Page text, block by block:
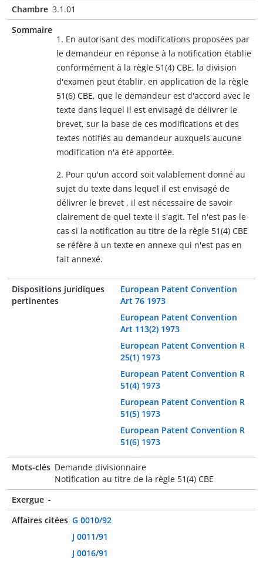
Chambre 3.1.01
Sommaire
1. En autorisant des modifications proposées par
le demandeur en réponse à la notification établie
conformément à la règle 51(4) CBE, la division
d'examen peut établir, en application de la règle
51(6) CBE, que le demandeur est d'accord avec le
texte dans lequel il est envisagé de délivrer le
brevet, sur la base de ces modifications et des
textes notifiés au demandeur auxquels aucune
modification n'a été apportée.
2. Pour qu'un accord soit valablement donné au
sujet du texte dans lequel il est envisagé de
délivrer le brevet , il est nécessaire de savoir
clairement de quel texte il s'agit. Tel n'est pas le
cas si la notification au titre de la règle 51(4) CBE
se réfère à un texte en annexe qui n'est pas en
fait annexé.
Dispositions juridiques
pertinentes
European Patent Convention
Art 76 1973
European Patent Convention
Art 113(2) 1973
European Patent Convention R
25(1) 1973
European Patent Convention R
51(4) 1973
European Patent Convention R
51(5) 1973
European Patent Convention R
51(6) 1973
Mots-clés Demande divisionnaire
Notification au titre de la règle 51(4) CBE
Exergue -
Affaires citées G 0010/92
J 0011/91
J 0016/91